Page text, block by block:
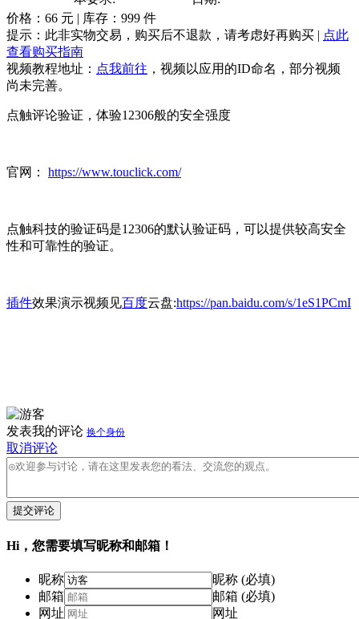
价格： 66 元 | 库存： 999 件
提示：此非实物交易，购买后不退款，请考虑好再购买 | 点此
查看购买指南
视频教程地址： 点我前往 ，视频以应用的ID命名，部分视频
尚未完善。
点触评论验证，体验12306般的安全强度
官网： https://www.touclick.com/
点触科技的验证码是12306的默认验证码，可以提供较高安全
性和可靠性的验证。
插件效果演示视频见百度云盘:https://pan.baidu.com/s/1eS1PCmI
发表我的评论 换个身份
取消评论
提交评论
Hi，您需要填写昵称和邮箱！
昵称
昵称 (必填)
邮箱
邮箱 (必填)
网址
网址